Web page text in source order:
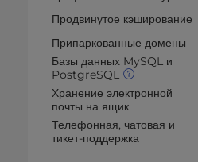
Продвинутое кэширование
Припаркованные домены
Базы данных MySQL и
PostgreSQL
Хранение электронной
почты на ящик
Телефонная, чатовая и
тикет-поддержка